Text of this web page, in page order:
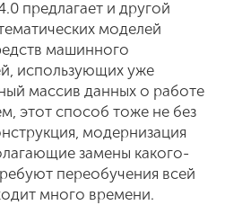
предлагает и другой
моделей
машинного
использующих уже
массив данных о работе
этот способ тоже не без
модернизация
замены какого-
переобучения всей
много времени.